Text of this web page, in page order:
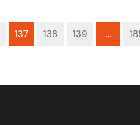
137 138 139 ...